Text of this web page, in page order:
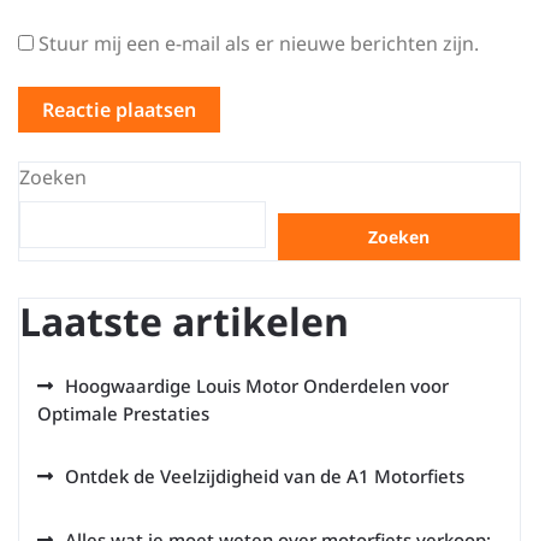
Stuur mij een e-mail als er nieuwe berichten zijn.
Zoeken
Zoeken
Laatste artikelen
Hoogwaardige Louis Motor Onderdelen voor
Optimale Prestaties
Ontdek de Veelzijdigheid van de A1 Motorfiets